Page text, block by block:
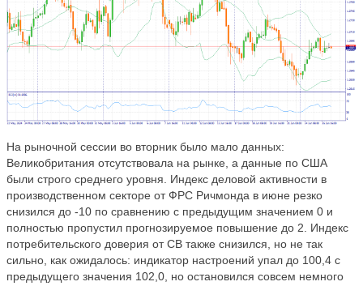
На рыночной сессии во вторник было мало данных:
Великобритания отсутствовала на рынке, а данные по США
были строго среднего уровня. Индекс деловой активности в
производственном секторе от ФРС Ричмонда в июне резко
снизился до -10 по сравнению с предыдущим значением 0 и
полностью пропустил прогнозируемое повышение до 2. Индекс
потребительского доверия от CB также снизился, но не так
сильно, как ожидалось: индикатор настроений упал до 100,4 с
предыдущего значения 102,0, но остановился совсем немного